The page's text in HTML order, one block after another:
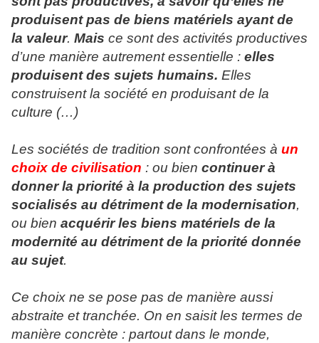
produisent pas de biens matériels ayant de
la valeur. Mais ce sont des activités productives
d’une manière autrement essentielle : elles
produisent des sujets humains. Elles
construisent la société en produisant de la
culture (…)
Les sociétés de tradition sont confrontées à un
choix de civilisation : ou bien continuer à
donner la priorité à la production des sujets
socialisés au détriment de la modernisation,
ou bien acquérir les biens matériels de la
modernité au détriment de la priorité donnée
au sujet.
Ce choix ne se pose pas de manière aussi
abstraite et tranchée. On en saisit les termes de
manière concrète : partout dans le monde,